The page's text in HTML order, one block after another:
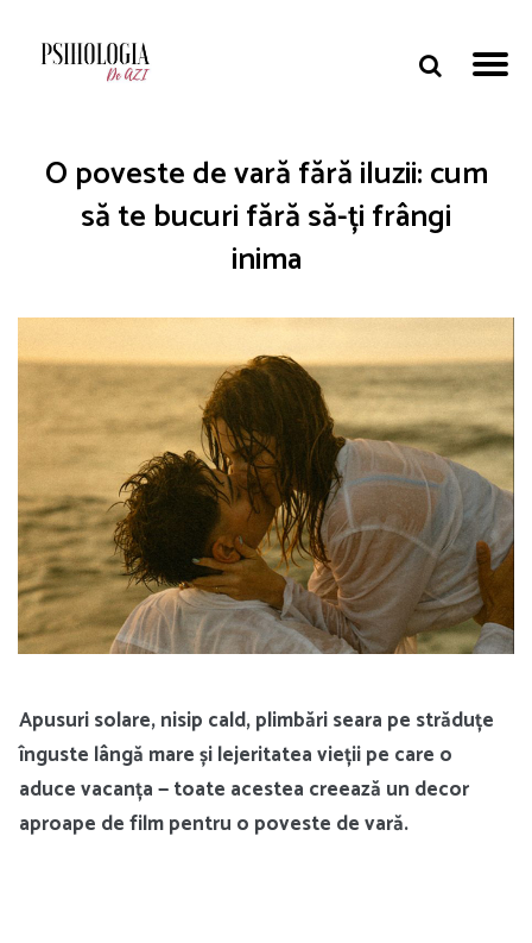
O poveste de vară fără iluzii: cum
să te bucuri fără să-ți frângi
inima
Apusuri solare, nisip cald, plimbări seara pe străduțe
înguste lângă mare și lejeritatea vieții pe care o
aduce vacanța — toate acestea creează un decor
aproape de film pentru o poveste de vară.